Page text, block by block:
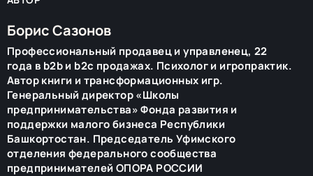
Борис Сазонов
Профессиональный продавец и управленец, 22
года в b2b и b2c продажах. Психолог и игропрактик.
Автор книги и трансформационных игр.
Генеральный директор «Школы
предпринимательства» Фонда развития и
поддержки малого бизнеса Республики
Башкортостан. Председатель Уфимского
отделения федерального сообщества
предпринимателей ОПОРА РОССИИ